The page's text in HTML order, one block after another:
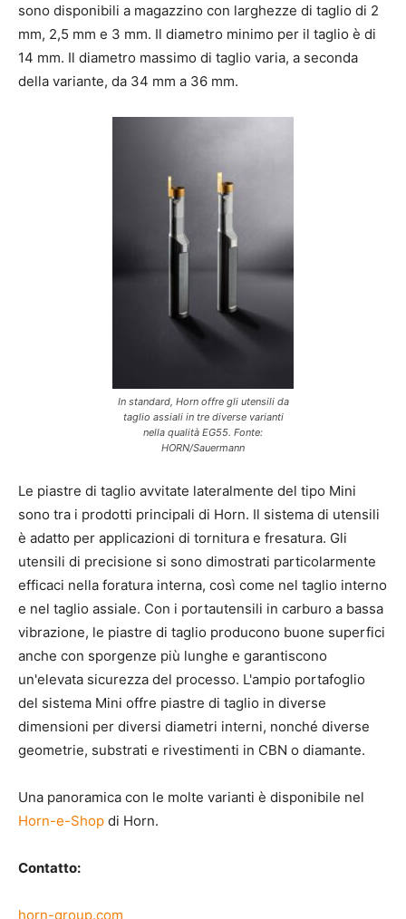
sono disponibili a magazzino con larghezze di taglio di 2
mm, 2,5 mm e 3 mm. Il diametro minimo per il taglio è di
14 mm. Il diametro massimo di taglio varia, a seconda
della variante, da 34 mm a 36 mm.
In standard, Horn offre gli utensili da
taglio assiali in tre diverse varianti
nella qualità EG55. Fonte:
HORN/Sauermann
Le piastre di taglio avvitate lateralmente del tipo Mini
sono tra i prodotti principali di Horn. Il sistema di utensili
è adatto per applicazioni di tornitura e fresatura. Gli
utensili di precisione si sono dimostrati particolarmente
efficaci nella foratura interna, così come nel taglio interno
e nel taglio assiale. Con i portautensili in carburo a bassa
vibrazione, le piastre di taglio producono buone superfici
anche con sporgenze più lunghe e garantiscono
un'elevata sicurezza del processo. L'ampio portafoglio
del sistema Mini offre piastre di taglio in diverse
dimensioni per diversi diametri interni, nonché diverse
geometrie, substrati e rivestimenti in CBN o diamante.
Una panoramica con le molte varianti è disponibile nel
Horn-e-Shop di Horn.
Contatto:
horn-group.com